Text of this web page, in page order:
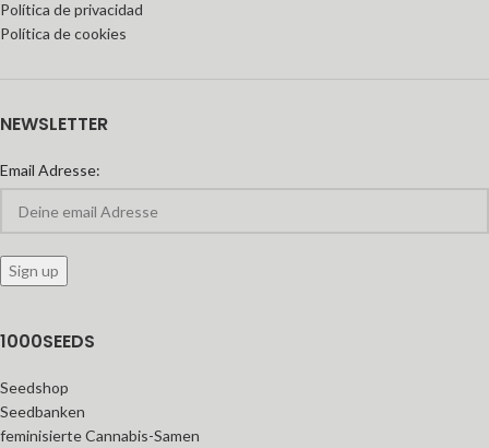
Política de privacidad
Política de cookies
NEWSLETTER
Email Adresse:
1000SEEDS
Seedshop
Seedbanken
feminisierte Cannabis-Samen